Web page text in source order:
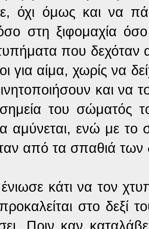
όχι όμως και να
στη ξιφομαχία
που δεχόταν
για αίμα, χωρίς να
και να
του σώματός
αμύνεται, ενώ με το
από τα σπαθιά των
κάτι να τον
στο δεξί
Πριν καν